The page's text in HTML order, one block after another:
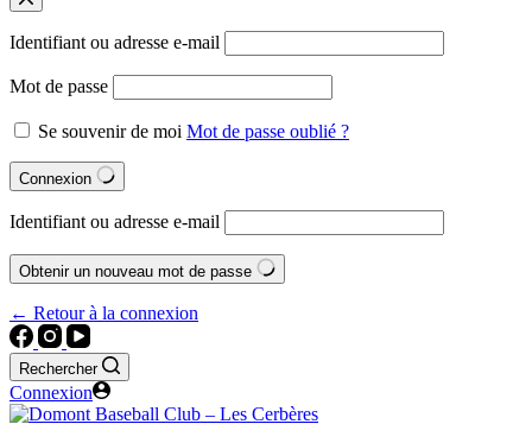
Identifiant ou adresse e-mail
Mot de passe
Se souvenir de moi Mot de passe oublié ?
Connexion
Identifiant ou adresse e-mail
Obtenir un nouveau mot de passe
← Retour à la connexion
Rechercher
Connexion